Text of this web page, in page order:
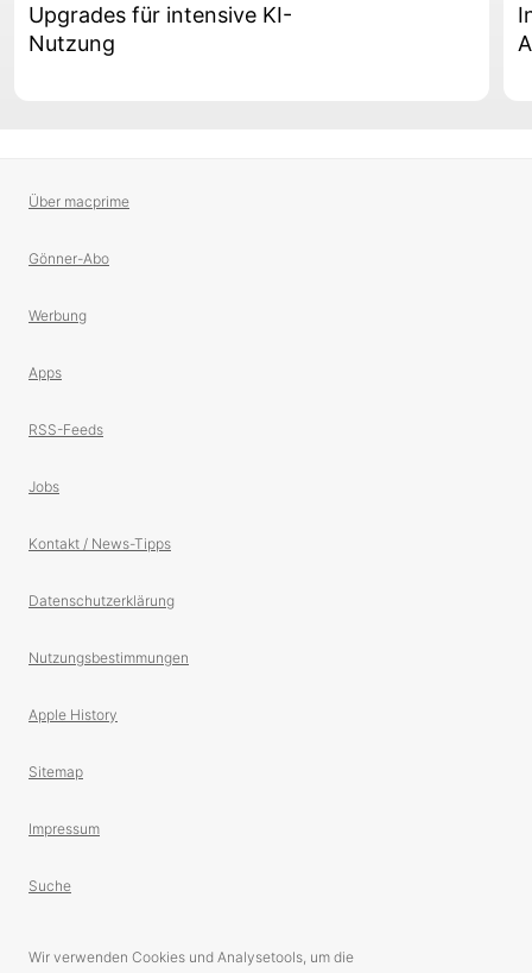
Upgrades für intensive KI-
Nutzung
Über macprime
Gönner-Abo
Werbung
Apps
RSS-Feeds
Jobs
Kontakt / News-Tipps
Datenschutzerklärung
Nutzungsbestimmungen
Apple History
Sitemap
Impressum
Suche
Wir verwenden Cookies und Analysetools, um die